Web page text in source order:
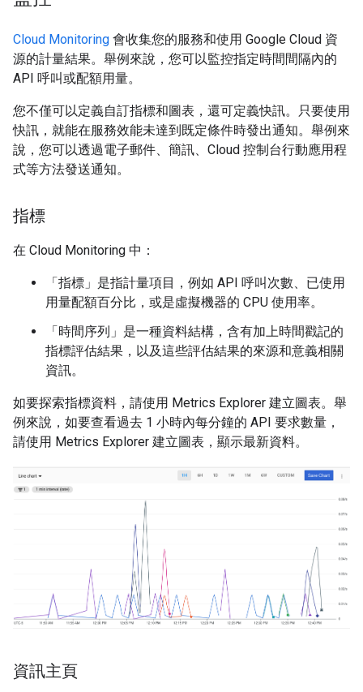
Cloud Monitoring 會收集您的服務和使用 Google Cloud 資
源的計量結果。舉例來說，您可以監控指定時間間隔內的
API 呼叫或配額用量。
您不僅可以定義自訂指標和圖表，還可定義快訊。只要使用
快訊，就能在服務效能未達到既定條件時發出通知。舉例來
說，您可以透過電子郵件、簡訊、Cloud 控制台行動應用程
式等方法發送通知。
指標
在 Cloud Monitoring 中：
「指標」 是指計量項目，例如 API 呼叫次數、已使用
用量配額百分比，或是虛擬機器的 CPU 使用率。
「時間序列」 是一種資料結構，含有加上時間戳記的
指標評估結果，以及這些評估結果的來源和意義相關
資訊。
如要探索指標資料，請使用 Metrics Explorer 建立圖表。舉
例來說，如要查看過去 1 小時內每分鐘的 API 要求數量，
請使用 Metrics Explorer 建立圖表，顯示最新資料。
資訊主頁